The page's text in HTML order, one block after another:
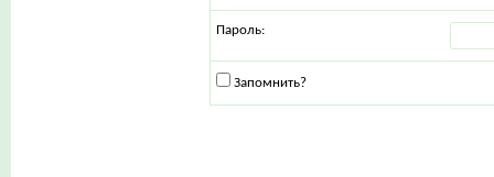
Пароль:
Запомнить?